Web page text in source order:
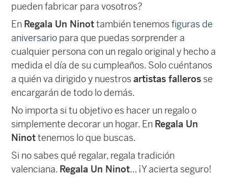
pueden fabricar para vosotros?
En Regala Un Ninottambién tenemosfiguras de
aniversario para que puedas sorprender a
cualquier persona con un regalo original y hecho a
medida el día de su cumpleaños. Solo cuéntanos
a quién va dirigido y nuestrosartistas falleros se
encargarán de todo lo demás.
No importa si tu objetivo es hacer un regalo o
simplemente decorar un hogar. En Regala Un
Ninottenemos lo que buscas.
Si no sabes qué regalar, regala tradición
valenciana. Regala Un Ninot… ¡Y acierta seguro!